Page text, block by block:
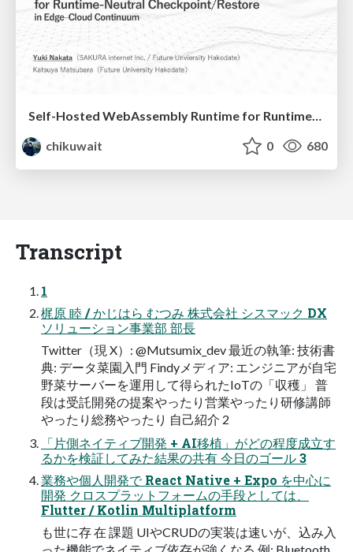
chikuwait
0 680
Transcript
1
梶原 睦 / かじはら むつみ 株式会社 シスマック DX
ソリューション事業部 部長
Twitter（現 X）: @Mutsumix_dev 最近の執筆: 技術書
典: データ菜園入門 Findyメディア: エンジニアが自宅
野菜サーバーを運用して得られたIoTの「収穫」 普
段は受託開発の提案やったり営業やったり研修講師
やったり総務やったり 自己紹介 2
「片側ネイティブ開発 + AI移植」がどの程度成立す
るかを検証してみた結果の共有 今日のゴール 3
業務や個人開発で React Native + Expo を中心に
開発 クロスプラットフォームの手段としては、
Flutter / Kotlin Multiplatform
も世に存 在 課題 UIやCRUDの実装は速いが、込み入
った機能でネイティブ依存が強くなる 例: Bluetooth,